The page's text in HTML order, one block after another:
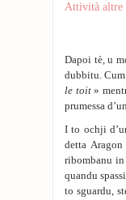
Attività altre
Dapoi tè, u
dubbitu.
le toit»
prumessa
I to ochji
detta
ribombanu in
quandu
to sguardu,